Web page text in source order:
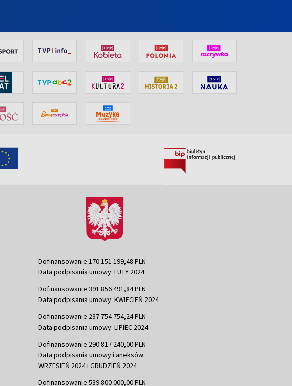
Dofinansowanie 170 151 199,48 PLN
Data podpisania umowy: LUTY 2024
Dofinansowanie 391 856 491,84 PLN
Data podpisania umowy: KWIECIEŃ 2024
Dofinansowanie 237 754 754,24 PLN
Data podpisania umowy: LIPIEC 2024
Dofinansowanie 290 817 240,00 PLN
Data podpisania umowy i aneksów:
WRZESIEŃ 2024 i GRUDZIEŃ 2024
Dofinansowanie 539 800 000,00 PLN